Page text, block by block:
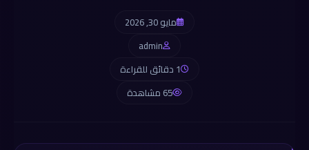
مايو 30, 2026
admin
1 دقائق للقراءة
65 مشاهدة